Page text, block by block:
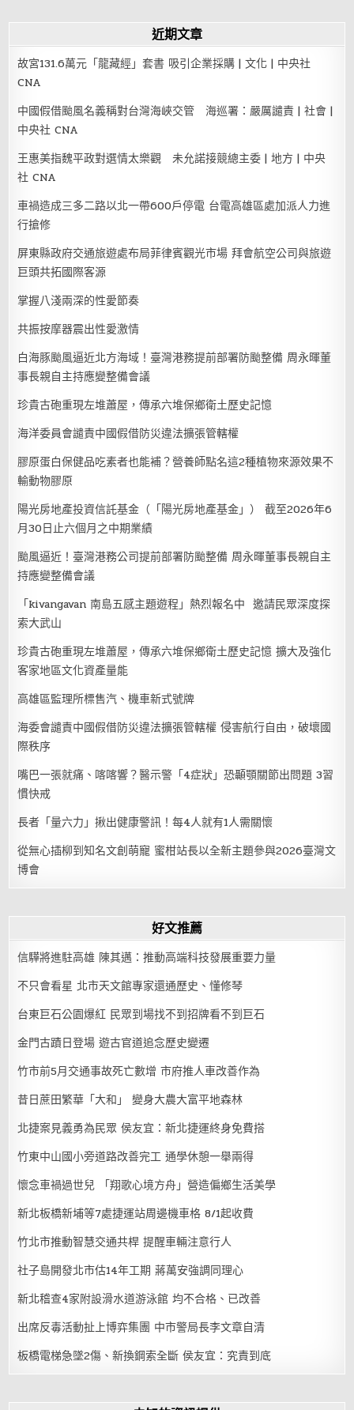
近期文章
故宮131.6萬元「龍藏經」套書 吸引企業採購 | 文化 | 中央社
CNA
中國假借颱風名義稱對台灣海峽交管 海巡署：嚴厲譴責 | 社會 |
中央社 CNA
王惠美指魏平政對選情太樂觀 未允諾接競總主委 | 地方 | 中央
社 CNA
車禍造成三多二路以北一帶600戶停電 台電高雄區處加派人力進
行搶修
屏東縣政府交通旅遊處布局菲律賓觀光市場 拜會航空公司與旅遊
巨頭共拓國際客源
掌握八淺兩深的性愛節奏
共振按摩器震出性愛激情
白海豚颱風逼近北方海域！臺灣港務提前部署防颱整備 周永暉董
事長親自主持應變整備會議
珍貴古砲重現左堆蕭屋，傳承六堆保鄉衛土歷史記憶
海洋委員會譴責中國假借防災違法擴張管轄權
膠原蛋白保健品吃素者也能補？營養師點名這2種植物來源效果不
輸動物膠原
陽光房地產投資信託基金（「陽光房地產基金」） 截至2026年6
月30日止六個月之中期業績
颱風逼近！臺灣港務公司提前部署防颱整備 周永暉董事長親自主
持應變整備會議
「kivangavan 南島五感主題遊程」熱烈報名中 邀請民眾深度探
索大武山
珍貴古砲重現左堆蕭屋，傳承六堆保鄉衛土歷史記憶 擴大及強化
客家地區文化資產量能
高雄區監理所標售汽、機車新式號牌
海委會譴責中國假借防災違法擴張管轄權 侵害航行自由，破壞國
際秩序
嘴巴一張就痛、喀喀響？醫示警「4症狀」恐顳顎關節出問題 3習
慣快戒
長者「量六力」揪出健康警訊！每4人就有1人需關懷
從無心插柳到知名文創萌寵 蜜柑站長以全新主題參與2026臺灣文
博會
好文推薦
信驊將進駐高雄 陳其邁：推動高端科技發展重要力量
不只會看星 北市天文館專家還通歷史、懂修琴
台東巨石公園爆紅 民眾到場找不到招牌看不到巨石
金門古蹟日登場 遊古官道追念歷史變遷
竹市前5月交通事故死亡數增 市府推人車改善作為
昔日蔗田繁華「大和」 變身大農大富平地森林
北捷案見義勇為民眾 侯友宜：新北捷運終身免費搭
竹東中山國小旁道路改善完工 通學休憩一舉兩得
懷念車禍過世兒 「翔歌心境方舟」營造偏鄉生活美學
新北板橋新埔等7處捷運站周邊機車格 8/1起收費
竹北市推動智慧交通共桿 提醒車輛注意行人
社子島開發北市估14年工期 蔣萬安強調同理心
新北稽查4家附設滑水道游泳館 均不合格、已改善
出席反毒活動扯上博弈集團 中市警局長李文章自清
板橋電梯急墜2傷、新換鋼索全斷 侯友宜：究責到底